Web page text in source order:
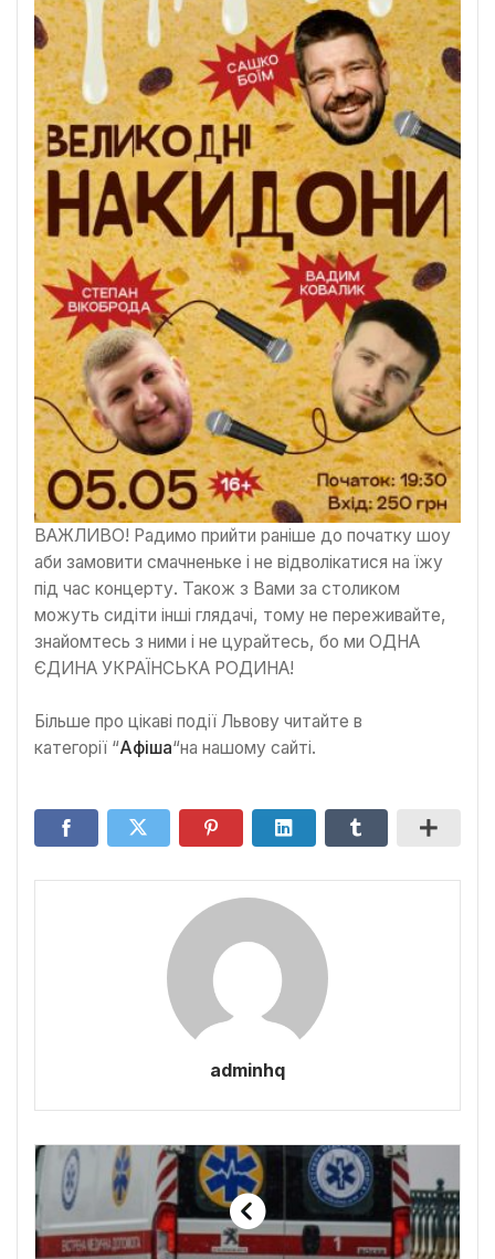
ВАЖЛИВО! Радимо прийти раніше до початку шоу
аби замовити смачненьке і не відволікатися на їжу
під час концерту. Також з Вами за столиком
можуть сидіти інші глядачі, тому не переживайте,
знайомтесь з ними і не цурайтесь, бо ми ОДНА
ЄДИНА УКРАЇНСЬКА РОДИНА!
Більше про цікаві події Львову читайте в
категорії “Афіша“на нашому сайті.
adminhq